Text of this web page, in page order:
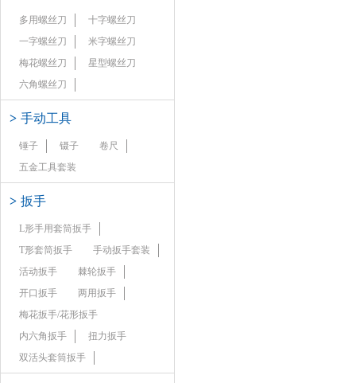
多用螺丝刀
十字螺丝刀
一字螺丝刀
米字螺丝刀
梅花螺丝刀
星型螺丝刀
六角螺丝刀
> 手动工具
锤子 镊子
卷尺
五金工具套装
> 扳手
L形手用套筒扳手
T形套筒扳手
手动扳手套装
活动扳手
棘轮扳手
开口扳手
两用扳手
梅花扳手/花形扳手
内六角扳手
扭力扳手
双活头套筒扳手